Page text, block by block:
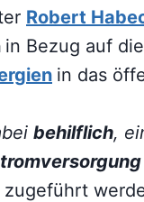
Robert
in Bezug auf die
in das
behilflich,
zugeführt